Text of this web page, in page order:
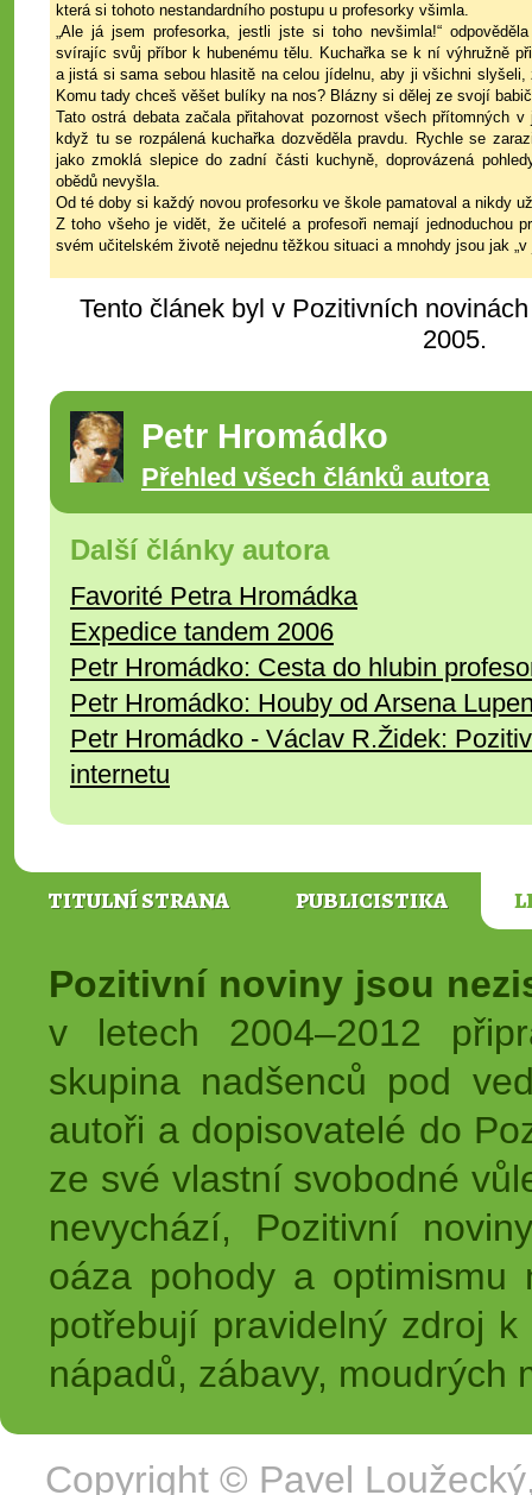
která si tohoto nestandardního postupu u profesorky všimla.
„Ale já jsem profesorka, jestli jste si toho nevšimla!“
svírajíc svůj příbor k hubenému tělu. Kuchařka se k ní výhružně
a jistá si sama sebou hlasitě na celou jídelnu, aby ji všichni
Komu tady chceš věšet bulíky na nos? Blázny si dělej ze svojí
Tato ostrá debata začala přitahovat pozornost všech přítomných
když tu se rozpálená kuchařka dozvěděla pravdu. Rychle se
jako zmoklá slepice do zadní části kuchyně, doprovázená
obědů nevyšla.
Od té doby si každý novou profesorku ve škole pamatoval a nikdy
Z toho všeho je vidět, že učitelé a profesoři nemají jednoduchou
svém učitelském životě nejednu těžkou situaci a mnohdy jsou jak „v
Tento článek byl v Pozitivních
2005.
Petr Hromádko
Přehled všech článků autora
Další články autora
Favorité Petra Hromádka
Expedice tandem 2006
Petr Hromádko: Cesta do hlubin
Petr Hromádko: Houby od Arsena
Petr Hromádko - Václav R.Židek:
internetu
TITULNÍ STRANA PUBLICISTIKA
Pozitivní noviny jsou
v letech 2004–2012
skupina nadšenců pod
autoři a dopisovatelé do
ze své vlastní svobodné
nevychází, Pozitivní
oáza pohody a
potřebují pravidelný zdroj
nápadů, zábavy, moudrých
Copyright © Pavel Loužecký